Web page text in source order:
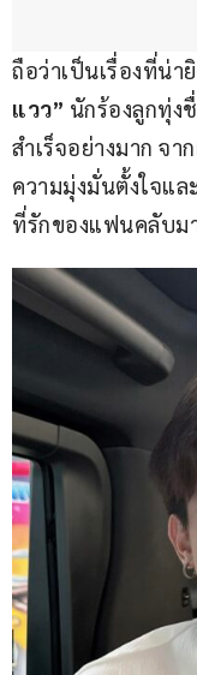
ถือว่าเป็นเรื่องที่น่า
แวว” นักร้องลูกทุ่ง
สำเร็จอย่างมาก จ
ความมุ่งมั่นตั้งใจแ
ที่รักของแฟนคลับม